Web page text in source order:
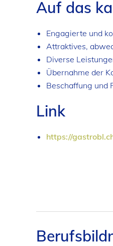
Auf das
Engagierte und
Attraktives,
Diverse
Übernahme der
Beschaffung und
Link
https://